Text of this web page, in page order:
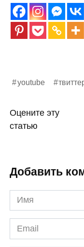
youtube
Оцените эту
статью
Добавить
Имя
*
Email
*